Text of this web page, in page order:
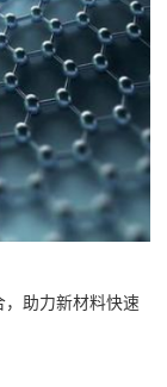
助力新材料快速